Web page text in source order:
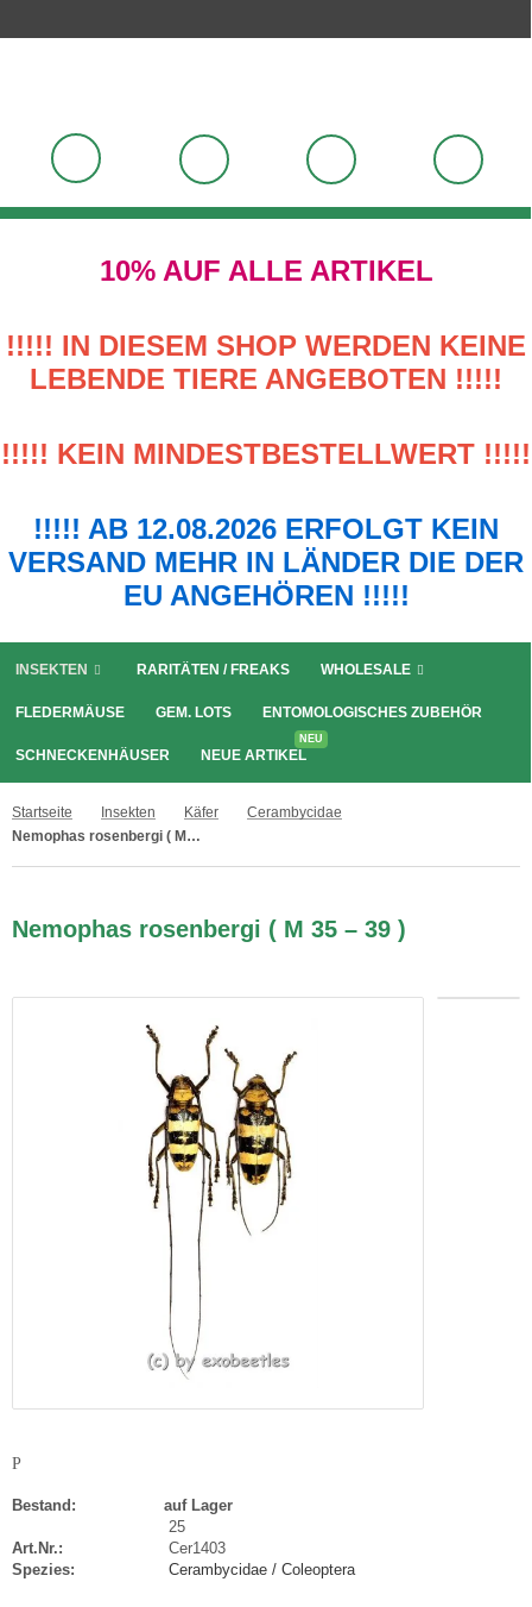
10% AUF ALLE ARTIKEL
!!!!! IN DIESEM SHOP WERDEN KEINE
LEBENDE TIERE ANGEBOTEN !!!!!
!!!!! KEIN MINDESTBESTELLWERT !!!!!
!!!!! AB 12.08.2026 ERFOLGT KEIN
VERSAND MEHR IN LÄNDER DIE DER
EU ANGEHÖREN !!!!!
INSEKTEN RARITÄTEN / FREAKS WHOLESALE
FLEDERMÄUSE GEM. LOTS ENTOMOLOGISCHES ZUBEHÖR
SCHNECKENHÄUSER NEUE ARTIKEL
NEU
Startseite Insekten Käfer
Cerambycidae
Nemophas rosenbergi ( M 35 – 39 )
Nemophas rosenbergi ( M 35 – 39 )
P
Bestand:
auf Lager
25
Art.Nr.:
Cer1403
Spezies:
Cerambycidae / Coleoptera